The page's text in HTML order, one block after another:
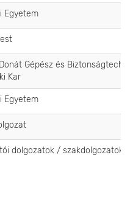
Egyetem
Gépész és
Kar
Egyetem
dolgozatok / szakdolgozatok